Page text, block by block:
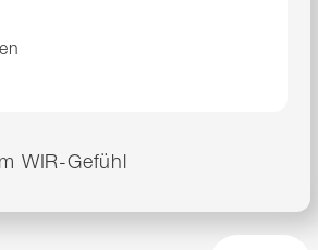
WIR-Gefühl